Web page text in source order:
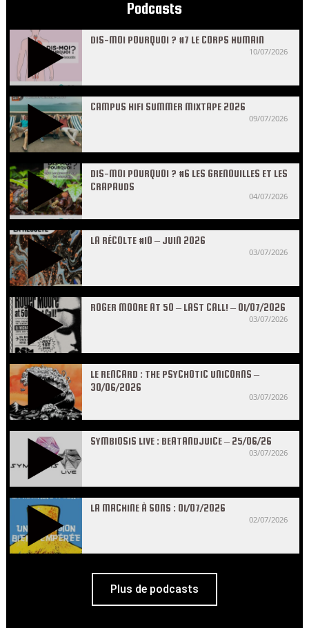
Podcasts
DIS-MOI POURQUOI ? #7 LE CORPS HUMAIN
10/07/2026
CAMPUS HIFI SUMMER MIXTAPE 2026
09/07/2026
DIS-MOI POURQUOI ? #6 LES GRENOUILLES ET LES
CRAPAUDS
04/07/2026
LA RÉCOLTE #10 – JUIN 2026
03/07/2026
ROGER MOORE AT 50 – LAST CALL! – 01/07/2026
03/07/2026
LE RENCARD : THE PSYCHOTIC UNICORNS –
30/06/2026
03/07/2026
SYMBIOSIS LIVE : BEATANDJUICE – 25/06/26
03/07/2026
LA MACHINE À SONS : 01/07/2026
02/07/2026
Plus de podcasts